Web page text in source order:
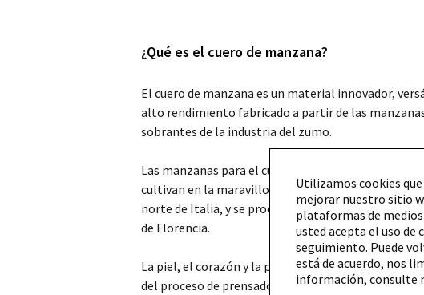
¿Qué es el cuero de manzana?
El cuero de manzana es un material innovador,
alto rendimiento fabricado a partir de las
sobrantes de la industria del zumo.
Las manzanas para el cuero de manzana que
cultivan en la maravillosa región del Tirol del Sur,
norte de Italia, y se procesan en la hermosa
de Florencia.
La piel, el corazón y la pulpa seca es lo que queda
del proceso de prensado. Estas fibras se utilizan
Utilizamos cookies
mejorar nuestro sitio
plataformas de
usted acepta el uso de
seguimiento. Puede
está de acuerdo, nos
información, consulte